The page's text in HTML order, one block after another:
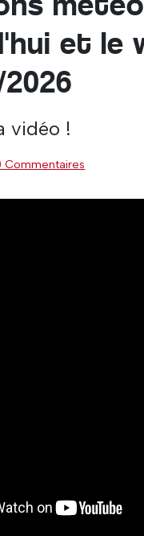
et le
vidéo !
Commentaires